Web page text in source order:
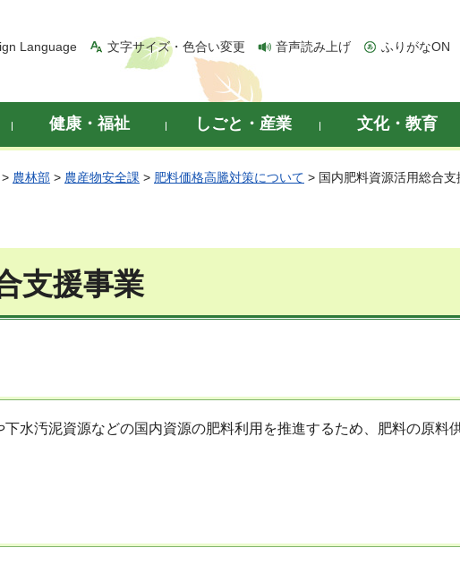
Language 文字サイズ・色合い変更 音声読み上げ ふりがなON
健康・福祉 しごと・産業 文化・教育
> 農林部 > 農産物安全課 > 肥料価格高騰対策について > 国内肥料資源活用総合支
支援事業
⽔汚泥資源などの国内資源の肥料利⽤を推進するため、肥料の原料